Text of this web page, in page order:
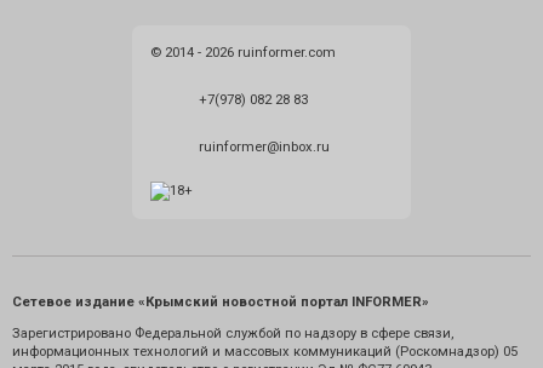
© 2014 - 2026 ruinformer.com
+7(978) 082 28 83
ruinformer@inbox.ru
Сетевое издание «Крымский новостной портал INFORMER»
Зарегистрировано Федеральной службой по надзору в сфере связи,
информационных технологий и массовых коммуникаций (Роскомнадзор) 05